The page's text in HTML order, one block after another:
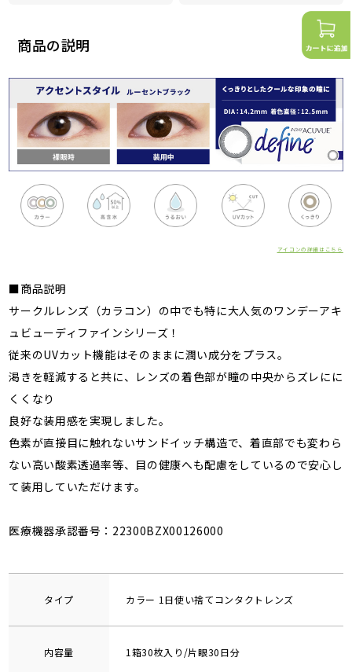
商品の説明
アイコンの詳細はこちら
■商品説明
サークルレンズ（カラコン）の中でも特に大人気のワンデーアキ
ュビューディファインシリーズ！
従来のUVカット機能はそのままに潤い成分をプラス。
渇きを軽減すると共に、レンズの着色部が瞳の中央からズレにに
くくなり
良好な装用感を実現しました。
色素が直接目に触れないサンドイッチ構造で、着直部でも変わら
ない高い酸素透過率等、目の健康へも配慮をしているので安心し
て装用していただけます。
医療機器承認番号：22300BZX00126000
タイプ カラー 1日使い捨てコンタクトレンズ
内容量 1箱30枚入り/片眼30日分